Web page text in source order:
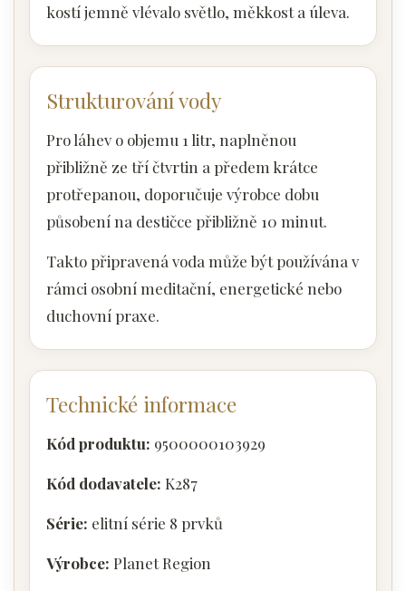
kostí jemně vlévalo světlo, měkkost a úleva.
Strukturování vody
Pro láhev o objemu 1 litr, naplněnou
přibližně ze tří čtvrtin a předem krátce
protřepanou, doporučuje výrobce dobu
působení na destičce přibližně 10 minut.
Takto připravená voda může být používána v
rámci osobní meditační, energetické nebo
duchovní praxe.
Technické informace
Kód produktu: 9500000103929
Kód dodavatele: K287
Série: elitní série 8 prvků
Výrobce: Planet Region